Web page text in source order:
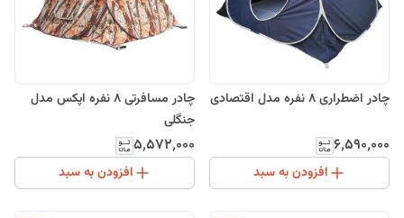
چادر اضطراری 8 نفره مدل اقتصادی
۶٬۵۹۰٬۰۰۰
افزودن به سبد
چادر مسافرتی 8 نفره اپکس مدل
جنگلی
۵٬۵۷۲٬۰۰۰
افزودن به سبد